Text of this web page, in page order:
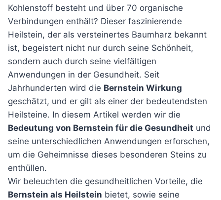
Kohlenstoff besteht und über 70 organische
Verbindungen enthält? Dieser faszinierende
Heilstein, der als versteinertes Baumharz bekannt
ist, begeistert nicht nur durch seine Schönheit,
sondern auch durch seine vielfältigen
Anwendungen in der Gesundheit. Seit
Jahrhunderten wird die Bernstein Wirkung
geschätzt, und er gilt als einer der bedeutendsten
Heilsteine. In diesem Artikel werden wir die
Bedeutung von Bernstein für die Gesundheit und
seine unterschiedlichen Anwendungen erforschen,
um die Geheimnisse dieses besonderen Steins zu
enthüllen.
Wir beleuchten die gesundheitlichen Vorteile, die
Bernstein als Heilstein bietet, sowie seine